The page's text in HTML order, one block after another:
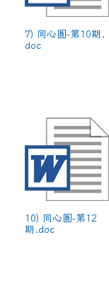
7) 同心圓-第10期.
doc
10) 同心圓-第12
期.doc